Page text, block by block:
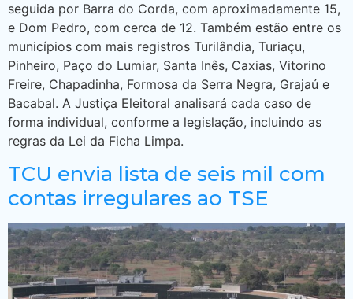
seguida por Barra do Corda, com aproximadamente 15,
e Dom Pedro, com cerca de 12. Também estão entre os
municípios com mais registros Turilândia, Turiaçu,
Pinheiro, Paço do Lumiar, Santa Inês, Caxias, Vitorino
Freire, Chapadinha, Formosa da Serra Negra, Grajaú e
Bacabal. A Justiça Eleitoral analisará cada caso de
forma individual, conforme a legislação, incluindo as
regras da Lei da Ficha Limpa.
TCU envia lista de seis mil com
contas irregulares ao TSE